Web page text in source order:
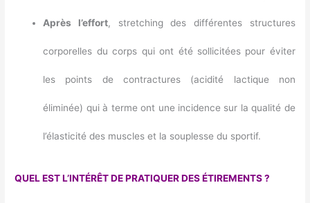
Après l’effort, stretching des différentes structures
corporelles du corps qui ont été sollicitées pour éviter
les points de contractures (acidité lactique non
éliminée) qui à terme ont une incidence sur la qualité de
l’élasticité des muscles et la souplesse du sportif.
QUEL EST L’INTÉRÊT DE PRATIQUER DES ÉTIREMENTS ?